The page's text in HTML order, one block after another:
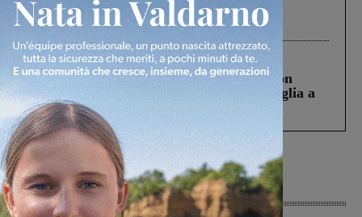
Gianni, Giulia e Franco. Lo schianto, il
processo, lo stop ai sorpassi fra tir....
Cronaca 3 Agosto 2026
Scomparso da una struttura di Castiglion
Fiorentino l’uomo che aveva ucciso la figlia a
Levane nel 2020